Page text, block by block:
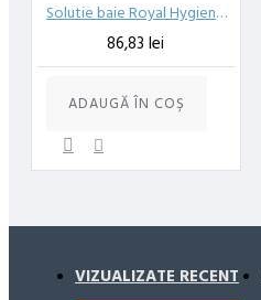
Solutie baie Royal Hygiene cu extract de aloe vera 5 l
86,83 lei
ADAUGĂ ÎN COŞ
VIZUALIZATE RECENT